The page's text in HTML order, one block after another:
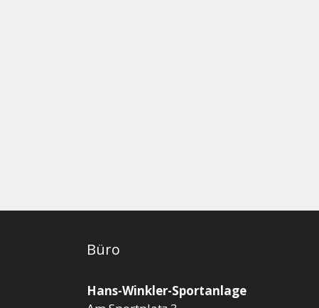
Büro
Hans-Winkler-Sportanlage